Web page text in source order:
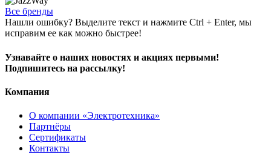
Все бренды
Нашли ошибку? Выделите текст и нажмите Ctrl + Enter, мы
исправим ее как можно быстрее!
Узнавайте о наших новостях и акциях первыми!
Подпишитесь на рассылку!
Компания
О компании «Электротехника»
Партнёры
Сертификаты
Контакты